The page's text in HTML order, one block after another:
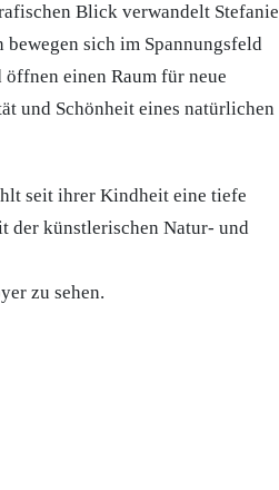
Blick verwandelt Stefanie
sich im Spannungsfeld
einen Raum für neue
und Schönheit eines natürlichen
seit ihrer Kindheit eine tiefe
der künstlerischen Natur- und
zu sehen.